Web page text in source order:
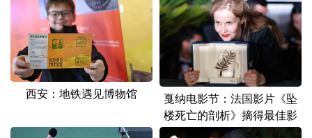
四川 贵州 云南 西藏
陕西 甘肃 青海 宁夏
新疆 内蒙古 黑龙江
多语种频道
西安：地铁遇见博物馆
戛纳电影节：法国影片《坠
楼死亡的剖析》摘得最佳影
片“金棕榈奖”